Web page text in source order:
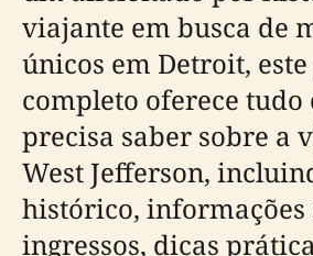
viajante em busca de
únicos em Detroit,
completo oferece tudo
precisa saber sobre a
West Jefferson,
histórico, informações
ingressos, dicas